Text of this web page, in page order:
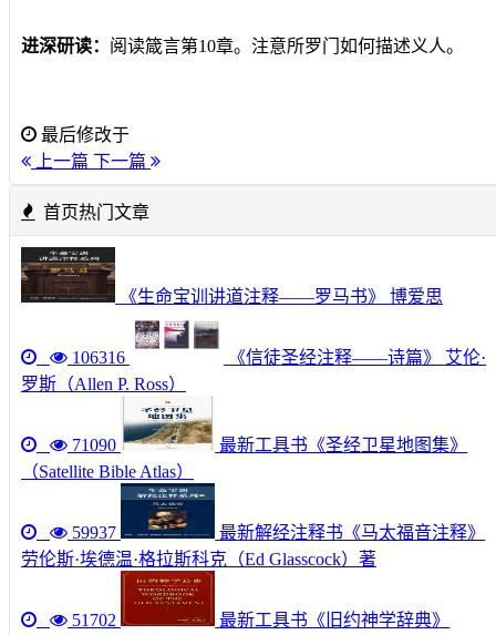
进深研读： 阅读箴言第10章。 注意所罗门如何描述义人。
最后修改于
上一篇 下一篇
首页热门文章
《生命宝训讲道注释——罗马书》 博爱思
106316
《信徒圣经注释——诗篇》 艾伦·
罗斯（Allen P. Ross）
71090
最新工具书《圣经卫星地图集》
（Satellite Bible Atlas）
59937
最新解经注释书《马太福音注释》
劳伦斯·埃德温·格拉斯科克（Ed Glasscock）著
51702
最新工具书《旧约神学辞典》